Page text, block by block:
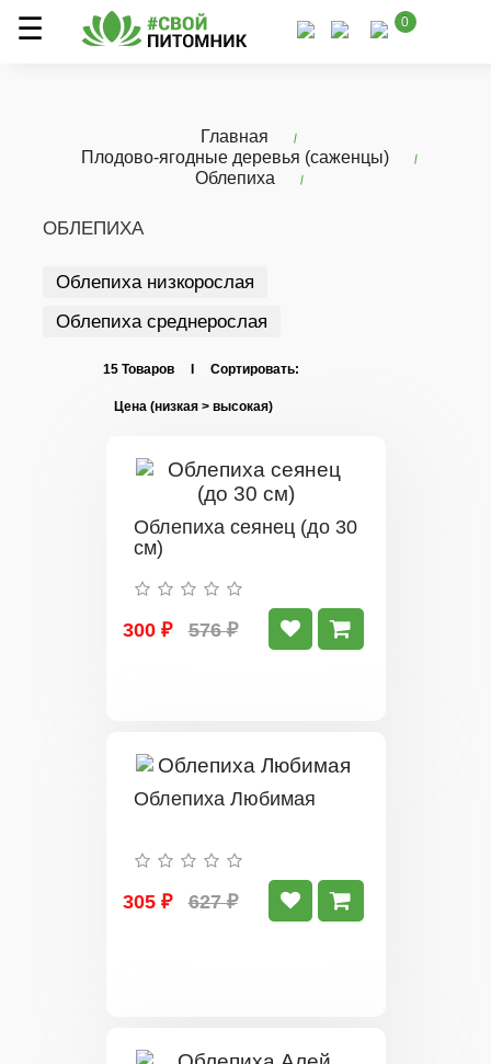
0
Главная
Плодово-ягодные деревья (саженцы)
Облепиха
ОБЛЕПИХА
Облепиха низкорослая
Облепиха среднерослая
15 Товаров I Сортировать:
Облепиха сеянец (до 30
см)
300 ₽ 576 ₽
Облепиха Любимая
305 ₽ 627 ₽